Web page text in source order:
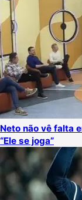
Neto não vê falta
“Ele se joga”